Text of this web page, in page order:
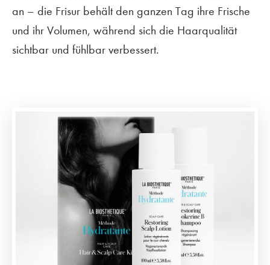
an – die Frisur behält den ganzen Tag ihre Frische
und ihr Volumen, während sich die Haarqualität
sichtbar und fühlbar verbessert.